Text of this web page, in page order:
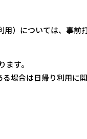
）については、事前
す。
場合は日帰り利用に